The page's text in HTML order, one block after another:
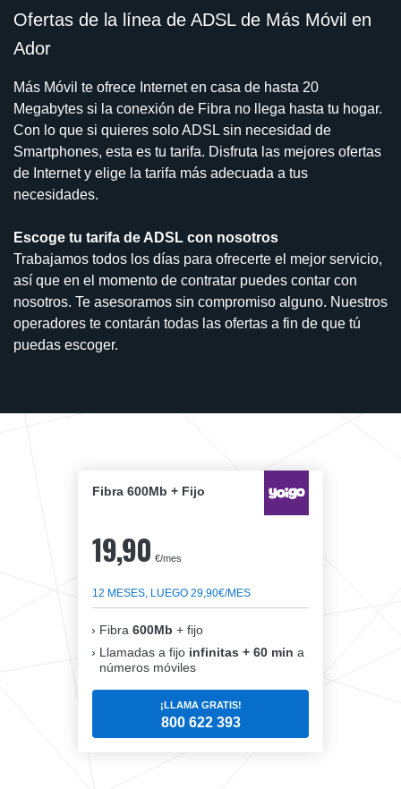
Ofertas de la línea de ADSL de Más Móvil en
Ador
Más Móvil te ofrece Internet en casa de hasta 20
Megabytes si la conexión de Fibra no llega hasta tu hogar.
Con lo que si quieres solo ADSL sin necesidad de
Smartphones, esta es tu tarifa. Disfruta las mejores ofertas
de Internet y elige la tarifa más adecuada a tus
necesidades.
Escoge tu tarifa de ADSL con nosotros
Trabajamos todos los días para ofrecerte el mejor servicio,
así que en el momento de contratar puedes contar con
nosotros. Te asesoramos sin compromiso alguno. Nuestros
operadores te contarán todas las ofertas a fin de que tú
puedas escoger.
Fibra 600Mb + Fijo
19,90 €/mes
12 MESES, LUEGO 29,90€/MES
Fibra 600Mb + fijo
Llamadas a fijo infinitas + 60 min a
números móviles
¡LLAMA GRATIS!
800 622 393